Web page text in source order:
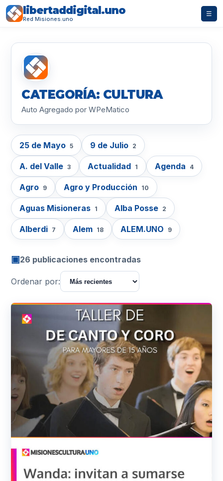
libertaddigital.uno
Red Misiones.uno
☰
CATEGORÍA: CULTURA
Auto Agregado por WPeMatico
25 de Mayo 5 9 de Julio 2
A. del Valle 3 Actualidad 1 Agenda 4
Agro 9 Agro y Producción 10
Aguas Misioneras 1 Alba Posse 2
Alberdi 7 Alem 18 ALEM.UNO 9
▣26 publicaciones encontradas
Ordenar por: